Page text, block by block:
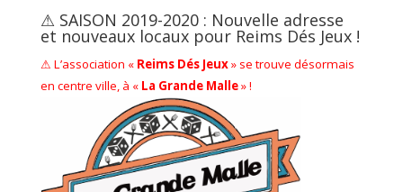
⚠ SAISON 2019-2020 : Nouvelle adresse
et nouveaux locaux pour Reims Dés Jeux !
⚠ L’association « Reims Dés Jeux» se trouve désormais
en centre ville, à « La Grande Malle» !